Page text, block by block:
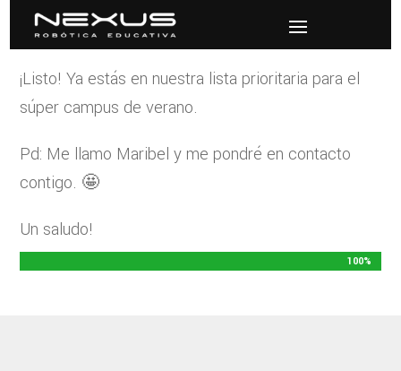
¡Listo! Ya estás en nuestra lista prioritaria para el
súper campus de verano.
Pd: Me llamo Maribel y me pondré en contacto
contigo. 🤩
Un saludo!
100%
100%